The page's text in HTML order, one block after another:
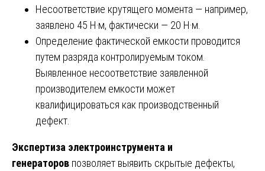
Несоответствие крутящего момента — например,
заявлено 45 Н·м, фактически — 20 Н·м.
Определение фактической емкости проводится
путем разряда контролируемым током.
Выявленное несоответствие заявленной
производителем емкости может
квалифицироваться как производственный
дефект.
Экспертиза электроинструмента и
генераторов позволяет выявить скрытые дефекты,